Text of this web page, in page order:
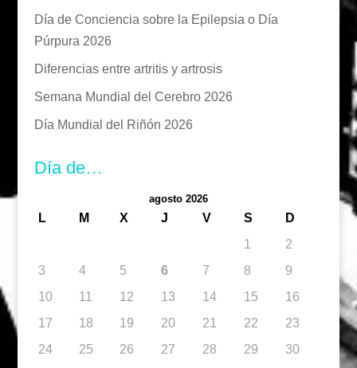
Día de Conciencia sobre la Epilepsia o Día
Púrpura 2026
Diferencias entre artritis y artrosis
Semana Mundial del Cerebro 2026
Día Mundial del Riñón 2026
Día de…
agosto 2026
L M X J V S
D
1
2
3
4 5 6 7 8
9
10
11 12 13 14 15
16
17
18 19 20 21 22
23
24
25 26 27 28 29
30